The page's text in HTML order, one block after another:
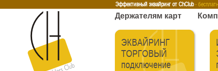
Эффективный эквайринг от ChClub -
Интернет-эквайринг Тренинги Бесплатные сервисы
Держателям карт
ЭКВАЙРИНГ
ТОРГОВЫЙ
подключение